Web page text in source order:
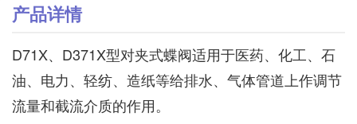
产品详情
D71X、D371X型对夹式蝶阀适用于医药、化工、石
油、电力、轻纺、造纸等给排水、气体管道上作调节
流量和截流介质的作用。